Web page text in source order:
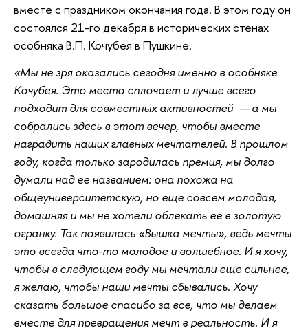
вместе с праздником окончания года. В этом году он
состоялся 21-го декабря в исторических стенах
особняка В.П. Кочубея в Пушкине.
«Мы не зря оказались сегодня именно в особняке
Кочубея. Это место сплочает и лучше всего
подходит для совместных активностей  — а мы
собрались здесь в этот вечер, чтобы вместе
наградить наших главных мечтателей. В прошлом
году, когда только зародилась премия, мы долго
думали над ее названием: она похожа на
общеуниверситетскую, но еще совсем молодая,
домашняя и мы не хотели облекать ее в золотую
огранку. Так появилась «Вышка мечты», ведь мечты
это всегда что-то молодое и волшебное. И я хочу,
чтобы в следующем году мы мечтали еще сильнее,
я желаю, чтобы наши мечты сбывались. Хочу
сказать большое спасибо за все, что мы делаем
вместе для превращения мечт в реальность. И я